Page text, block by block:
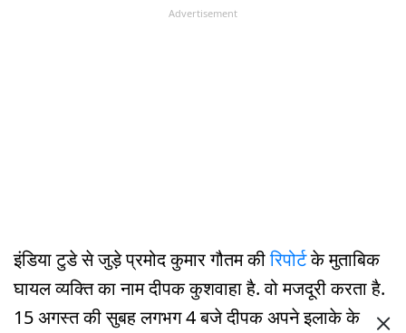
Advertisement
इंडिया टुडे से जुड़े प्रमोद कुमार गौतम कीरिपोर्टके मुताबिक
घायल व्यक्ति का नाम दीपक कुशवाहा है. वो मजदूरी करता है.
15 अगस्त की सुबह लगभग 4 बजे दीपक अपने इलाके के शिव